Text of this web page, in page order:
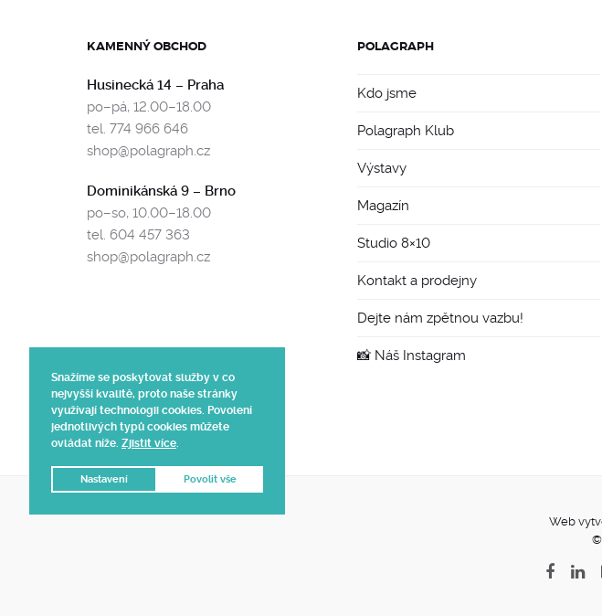
Snažíme se poskytovat služby v co
nejvyšší kvalitě, proto naše stránky
využívají technologii cookies. Povolení
jednotlivých typů cookies můžete
ovládat níže. Zjistit více.
Povolit vše
Nastavení
KAMENNÝ OBCHOD
Husinecká 14 – Praha
po–pá, 12.00–18.00
tel. 774 966 646
shop@polagraph.cz
Dominikánská 9 – Brno
po–so, 10.00–18.00
tel. 604 457 363
shop@polagraph.cz
POLAGRAPH
Kdo jsme
Polagraph Klub
Výstavy
Magazín
Studio 8×10
Kontakt a prodejny
Dejte nám zpětnou vazbu!
📸 Náš Instagram
Web
©